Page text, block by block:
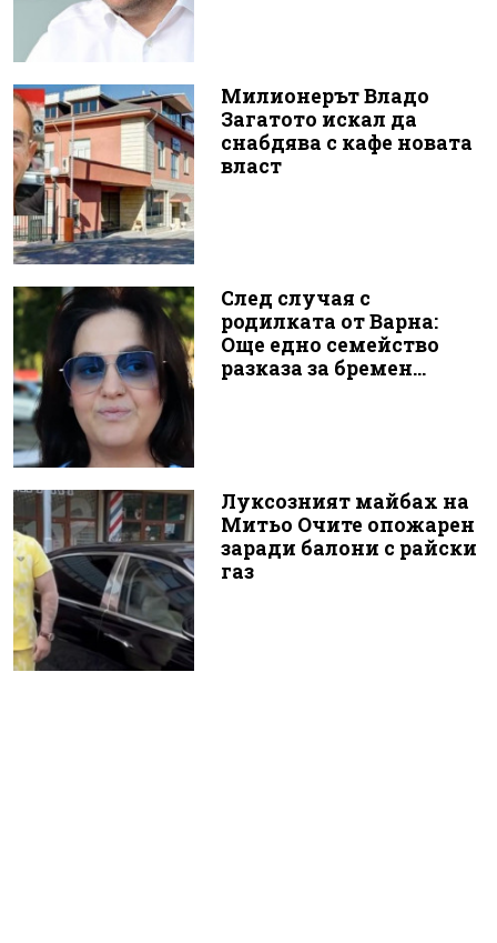
Милионерът Владо
Загатото искал да
снабдява с кафе новата
власт
След случая с
родилката от Варна:
Още едно семейство
разказа за бремен...
Луксозният майбах на
Митьо Очите опожарен
заради балони с райски
газ